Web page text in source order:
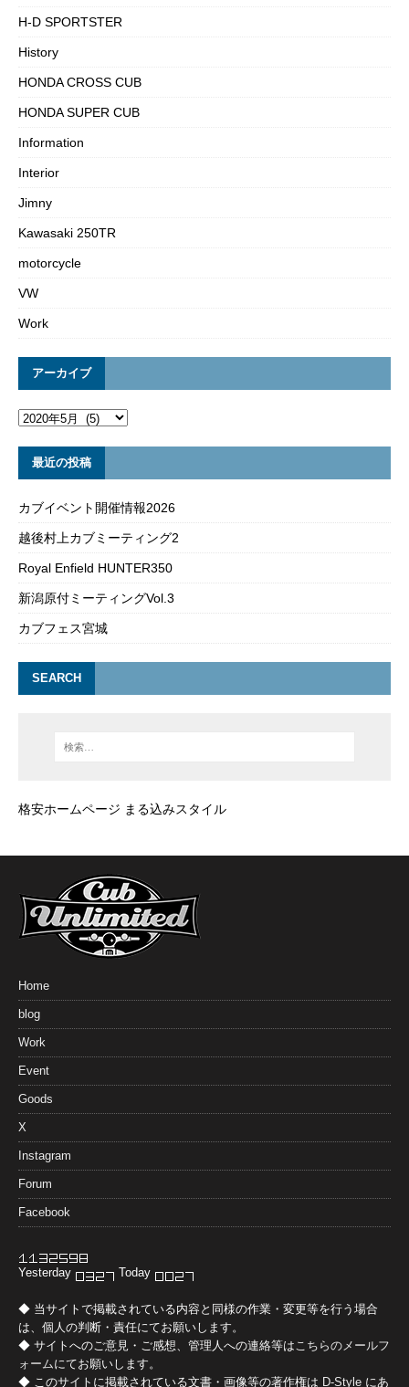
H-D SPORTSTER
History
HONDA CROSS CUB
HONDA SUPER CUB
Information
Interior
Jimny
Kawasaki 250TR
motorcycle
VW
Work
アーカイブ
最近の投稿
カブイベント開催情報2026
越後村上カブミーティング2
Royal Enfield HUNTER350
新潟原付ミーティングVol.3
カブフェス宮城
SEARCH
格安ホームページ まる込みスタイル
Home
blog
Work
Event
Goods
X
Instagram
Forum
Facebook
Yesterday Today
◆ 当サイトで掲載されている内容と同様の作業・変更等を行う場合
は、個人の判断・責任にてお願いします。
◆ サイトへのご意見・ご感想、管理人への連絡等はこちらのメールフ
ォームにてお願いします。
◆ このサイトに掲載されている文書・画像等の著作権は D-Style にあ